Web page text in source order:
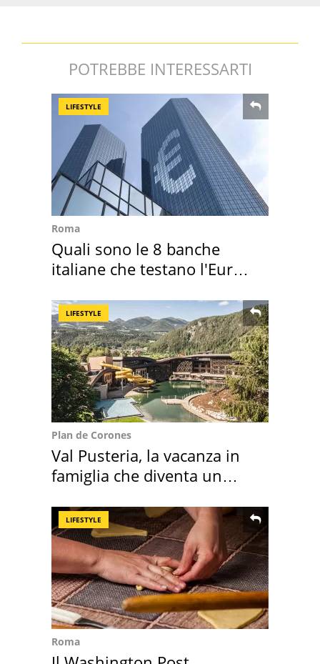
POTREBBE INTERESSARTI
LIFESTYLE
Roma
Quali sono le 8 banche
italiane che testano l'Euro
LIFESTYLE
Plan de Corones
Val Pusteria, la vacanza in
famiglia che diventa un
LIFESTYLE
Roma